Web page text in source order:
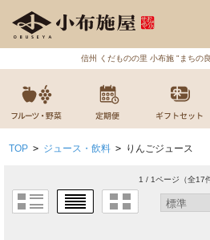
信州 くだものの里 小布施 "まちの
TOP > ジュース・飲料 > りんごジュース
1 / 1ページ （全17